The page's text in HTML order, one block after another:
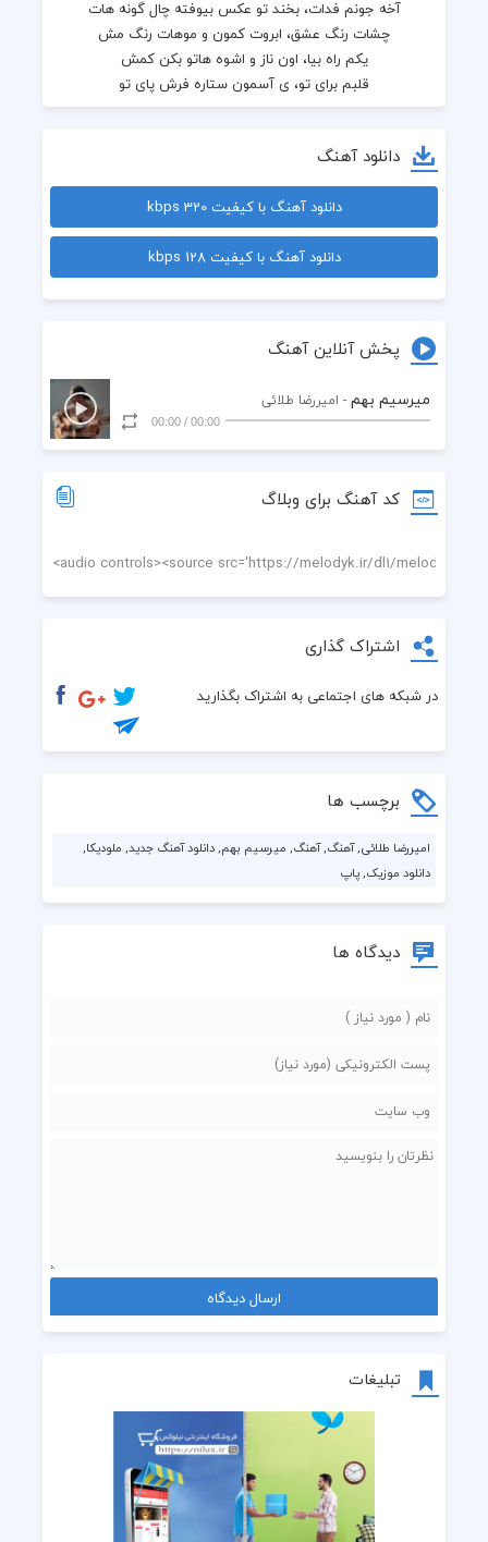
تبلیغات
تموم من شدی، که خورده قلب و جون من به نام تو
آخه جونم فدات، بخند تو عکس بیوفته چال گونه هات
دانلود آهنگ
دانلود آهنگ با کیفیت 320 kbps
دانلود آهنگ با کیفیت 128 kbps
پخش آنلاین آهنگ
میرسیم بهم - امیررضا طلائی
00:00
/
00:00
کد آهنگ برای وبلاگ
اشتراک گذاری
در شبکه های اجتماعی به اشتراک بگذارید
برچسب ها
امیررضا طلائی, آهنگ, آهنگ, میرسیم بهم, دانلود آهنگ جدید, ملودیکا,
دانلود موزیک, پاپ
دیدگاه ها